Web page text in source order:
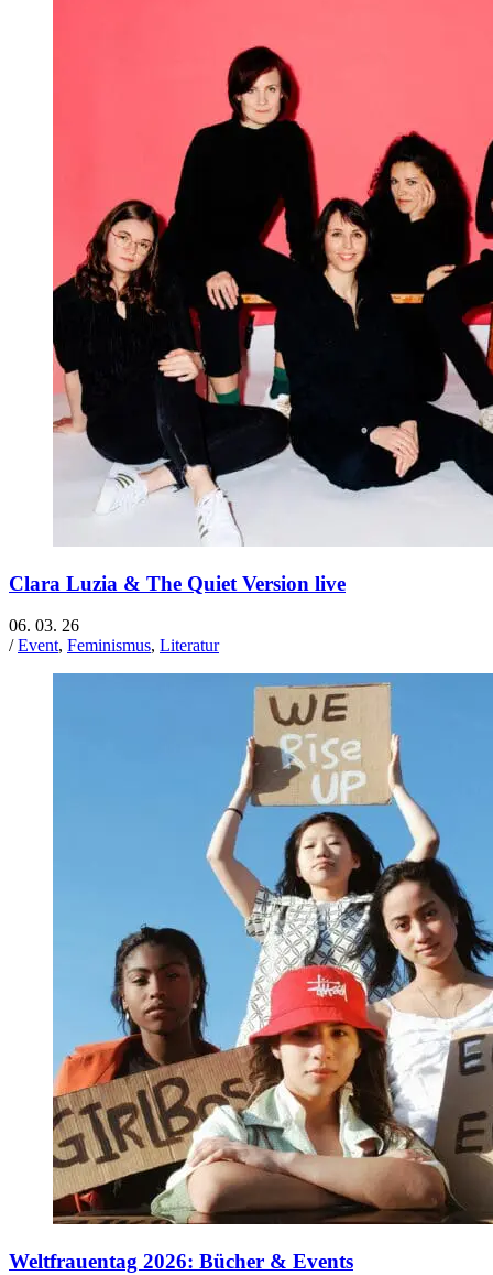
Clara Luzia & The Quiet Version live
06. 03. 26
/Event, Feminismus, Literatur
Weltfrauentag 2026: Bücher & Events